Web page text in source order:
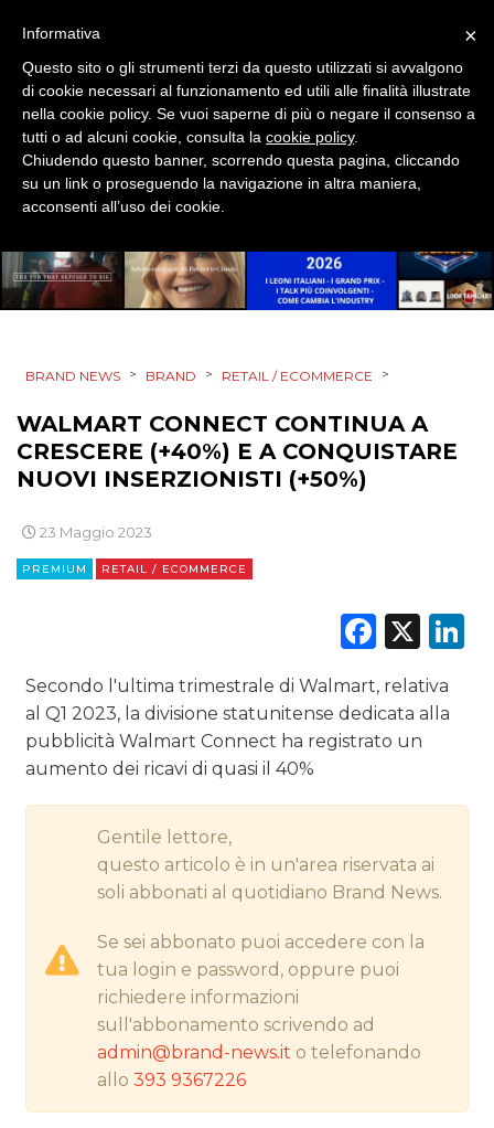
MOBILE
PROMOZIONI
PUNTI VENDITA
STRATEGIE
CINEMA
DIGITALE
RADIO / AUDIO
TV
RICERCHE
PREVISIONI/SCENARI
NORMATIVE
TREND
BRAND NEWS > BRAND > RETAIL / ECOMMERCE >
WALMART CONNECT CONTINUA A
CRESCERE (+40%) E A CONQUISTARE
NUOVI INSERZIONISTI (+50%)
23 Maggio 2023
PREMIUM RETAIL / ECOMMERCE
X
Secondo l'ultima trimestrale di Walmart, relativa
al Q1 2023, la divisione statunitense dedicata alla
pubblicità Walmart Connect ha registrato un
aumento dei ricavi di quasi il 40%
Gentile lettore,
questo articolo è in un'area riservata ai
soli abbonati al quotidiano Brand News.
Se sei abbonato puoi accedere con la
tua login e password, oppure puoi
richiedere informazioni
sull'abbonamento scrivendo ad
admin@brand-news.it o telefonando
allo393 9367226
×
Informativa
Questo sito o gli strumenti terzi da questo utilizzati si avvalgono
di cookie necessari al funzionamento ed utili alle finalità illustrate
nella cookie policy. Se vuoi saperne di più o negare il consenso a
tutti o ad alcuni cookie, consulta la cookie policy.
Chiudendo questo banner, scorrendo questa pagina, cliccando
su un link o proseguendo la navigazione in altra maniera,
acconsenti all’uso dei cookie.